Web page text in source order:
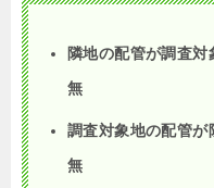
隣地の配管が調査
無
調査対象地の配管が
無